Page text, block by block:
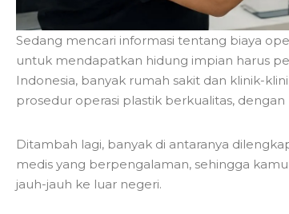
Sedang mencari informasi tentang biaya
untuk mendapatkan hidung impian harus
Indonesia, banyak rumah sakit dan klinik-
prosedur operasi plastik berkualitas,
Ditambah lagi, banyak di antaranya
medis yang berpengalaman, sehingga
jauh-jauh ke luar negeri.